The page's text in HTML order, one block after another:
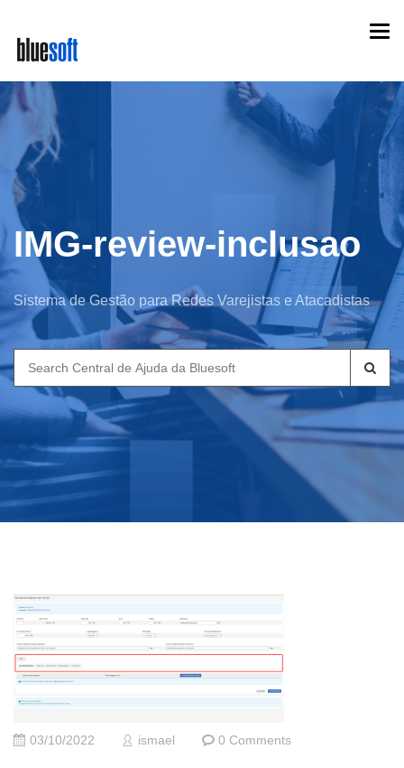
main
content
IMG-review-inclusao
Sistema de Gestão para Redes Varejistas e Atacadistas
Search
for:
03/10/2022 ismael 0 Comments